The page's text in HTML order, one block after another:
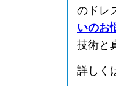
のドレ
いのお
技術と
詳しく